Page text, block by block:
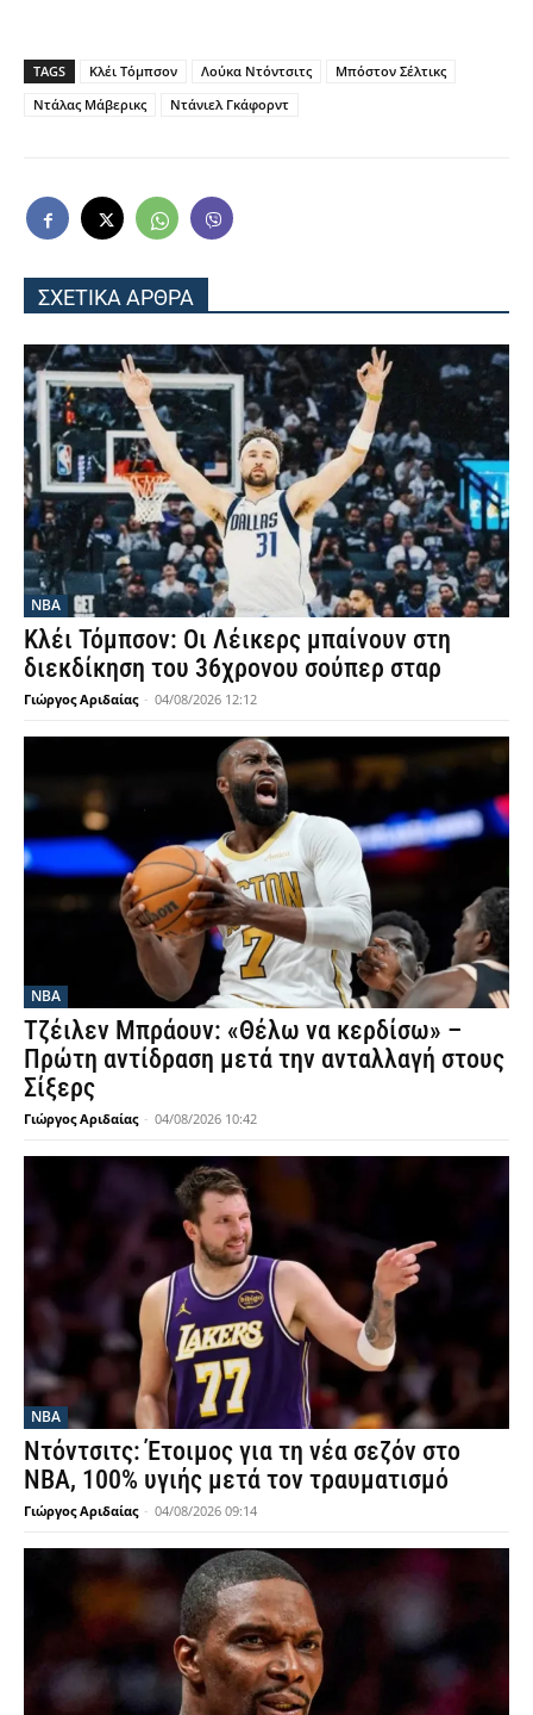
TAGS Κλέι Τόμπσον Λούκα Ντόντσιτς
Μπόστον Σέλτικς
Ντάλας Μάβερικς
Ντάνιελ Γκάφορντ
ΣΧΕΤΙΚΑ ΑΡΘΡΑ
NBA
Κλέι Τόμπσον: Οι Λέικερς μπαίνουν στη
διεκδίκηση του 36χρονου σούπερ σταρ
Γιώργος Αριδαίας - 04/08/2026 12:12
NBA
Τζέιλεν Μπράουν: «Θέλω να κερδίσω» –
Πρώτη αντίδραση μετά την ανταλλαγή στους
Σίξερς
Γιώργος Αριδαίας - 04/08/2026 10:42
NBA
Ντόντσιτς: Έτοιμος για τη νέα σεζόν στο
ΝΒΑ, 100% υγιής μετά τον τραυματισμό
Γιώργος Αριδαίας - 04/08/2026 09:14